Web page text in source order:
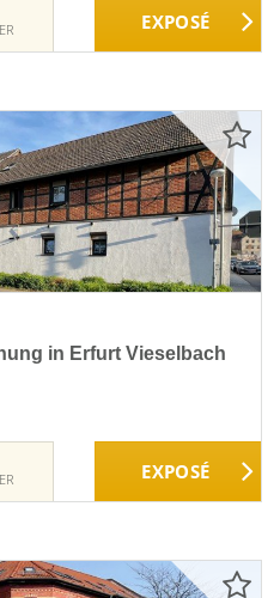
in Erfurt Vieselbach